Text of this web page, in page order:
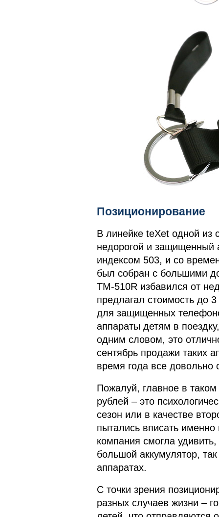
Позиционирование
В линейке teXet одной из
недорогой и защищенный
индексом 503, и со
был собран с большими
TM-510R избавился от
предлагал стоимость до
для защищенных
аппараты детям в
одним словом, это
сентябрь продажи таких
время года все довольно
Пожалуй, главное в
рублей – это
сезон или в качестве
пытались вписать именно
компания смогла
большой аккумулятор,
аппаратах.
С точки зрения
разных случаев жизни –